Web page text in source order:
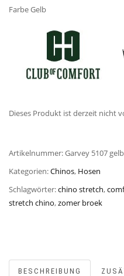
Farbe Gelb
Dieses Produkt ist derzeit nicht
Artikelnummer:Garvey 5107
Kategorien:Chinos, Hosen
Schlagwörter:chino stretch,
stretch chino,zomer broek
BESCHREIBUNG